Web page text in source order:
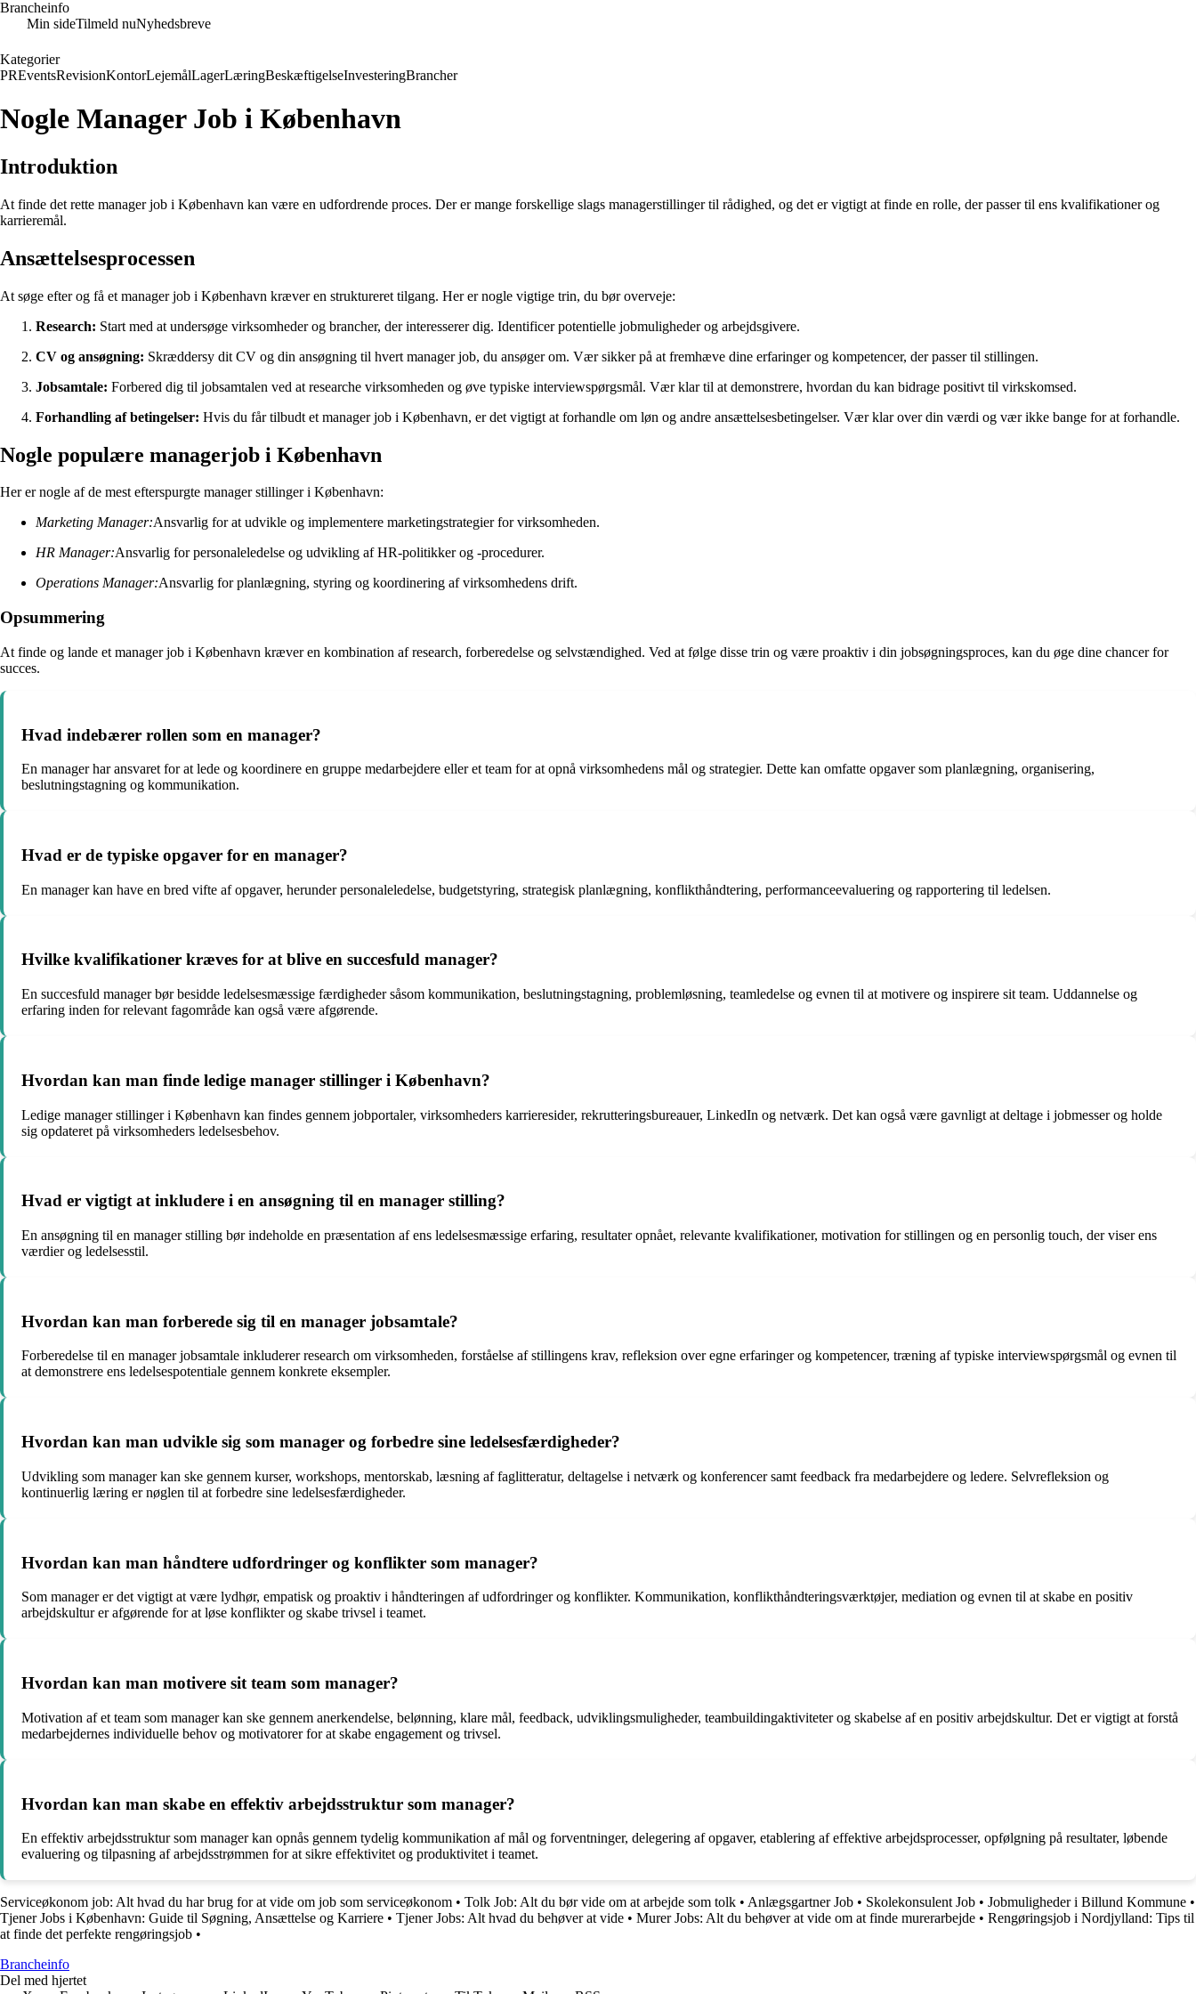
Brancheinfo
Min sideTilmeld nuNyhedsbreve
Kategorier
PREventsRevisionKontorLejemålLagerLæringBeskæftigelseInvesteringBrancher
Nogle Manager Job i København
Introduktion
At finde det rette manager job i København kan være en udfordrende proces. Der er mange forskellige slags managerstillinger til rådighed, og det er vigtigt at finde en rolle, der passer til ens kvalifikationer og
karrieremål.
Ansættelsesprocessen
At søge efter og få et manager job i København kræver en struktureret tilgang. Her er nogle vigtige trin, du bør overveje:
Research: Start med at undersøge virksomheder og brancher, der interesserer dig. Identificer potentielle jobmuligheder og arbejdsgivere.
CV og ansøgning: Skræddersy dit CV og din ansøgning til hvert manager job, du ansøger om. Vær sikker på at fremhæve dine erfaringer og kompetencer, der passer til stillingen.
Jobsamtale: Forbered dig til jobsamtalen ved at researche virksomheden og øve typiske interviewspørgsmål. Vær klar til at demonstrere, hvordan du kan bidrage positivt til virkskomsed.
Forhandling af betingelser: Hvis du får tilbudt et manager job i København, er det vigtigt at forhandle om løn og andre ansættelsesbetingelser. Vær klar over din værdi og vær ikke bange for at forhandle.
Nogle populære managerjob i København
Her er nogle af de mest efterspurgte manager stillinger i København:
Marketing Manager:Ansvarlig for at udvikle og implementere marketingstrategier for virksomheden.
HR Manager:Ansvarlig for personaleledelse og udvikling af HR-politikker og -procedurer.
Operations Manager:Ansvarlig for planlægning, styring og koordinering af virksomhedens drift.
Opsummering
At finde og lande et manager job i København kræver en kombination af research, forberedelse og selvstændighed. Ved at følge disse trin og være proaktiv i din jobsøgningsproces, kan du øge dine chancer for
succes.
Hvad indebærer rollen som en manager?
En manager har ansvaret for at lede og koordinere en gruppe medarbejdere eller et team for at opnå virksomhedens mål og strategier. Dette kan omfatte opgaver som planlægning, organisering,
beslutningstagning og kommunikation.
Hvad er de typiske opgaver for en manager?
En manager kan have en bred vifte af opgaver, herunder personaleledelse, budgetstyring, strategisk planlægning, konflikthåndtering, performanceevaluering og rapportering til ledelsen.
Hvilke kvalifikationer kræves for at blive en succesfuld manager?
En succesfuld manager bør besidde ledelsesmæssige færdigheder såsom kommunikation, beslutningstagning, problemløsning, teamledelse og evnen til at motivere og inspirere sit team. Uddannelse og
erfaring inden for relevant fagområde kan også være afgørende.
Hvordan kan man finde ledige manager stillinger i København?
Ledige manager stillinger i København kan findes gennem jobportaler, virksomheders karrieresider, rekrutteringsbureauer, LinkedIn og netværk. Det kan også være gavnligt at deltage i jobmesser og holde
sig opdateret på virksomheders ledelsesbehov.
Hvad er vigtigt at inkludere i en ansøgning til en manager stilling?
En ansøgning til en manager stilling bør indeholde en præsentation af ens ledelsesmæssige erfaring, resultater opnået, relevante kvalifikationer, motivation for stillingen og en personlig touch, der viser ens
værdier og ledelsesstil.
Hvordan kan man forberede sig til en manager jobsamtale?
Forberedelse til en manager jobsamtale inkluderer research om virksomheden, forståelse af stillingens krav, refleksion over egne erfaringer og kompetencer, træning af typiske interviewspørgsmål og evnen til
at demonstrere ens ledelsespotentiale gennem konkrete eksempler.
Hvordan kan man udvikle sig som manager og forbedre sine ledelsesfærdigheder?
Udvikling som manager kan ske gennem kurser, workshops, mentorskab, læsning af faglitteratur, deltagelse i netværk og konferencer samt feedback fra medarbejdere og ledere. Selvrefleksion og
kontinuerlig læring er nøglen til at forbedre sine ledelsesfærdigheder.
Hvordan kan man håndtere udfordringer og konflikter som manager?
Som manager er det vigtigt at være lydhør, empatisk og proaktiv i håndteringen af udfordringer og konflikter. Kommunikation, konflikthåndteringsværktøjer, mediation og evnen til at skabe en positiv
arbejdskultur er afgørende for at løse konflikter og skabe trivsel i teamet.
Hvordan kan man motivere sit team som manager?
Motivation af et team som manager kan ske gennem anerkendelse, belønning, klare mål, feedback, udviklingsmuligheder, teambuildingaktiviteter og skabelse af en positiv arbejdskultur. Det er vigtigt at forstå
medarbejdernes individuelle behov og motivatorer for at skabe engagement og trivsel.
Hvordan kan man skabe en effektiv arbejdsstruktur som manager?
En effektiv arbejdsstruktur som manager kan opnås gennem tydelig kommunikation af mål og forventninger, delegering af opgaver, etablering af effektive arbejdsprocesser, opfølgning på resultater, løbende
evaluering og tilpasning af arbejdsstrømmen for at sikre effektivitet og produktivitet i teamet.
Serviceøkonom job: Alt hvad du har brug for at vide om job som serviceøkonom • Tolk Job: Alt du bør vide om at arbejde som tolk • Anlægsgartner Job • Skolekonsulent Job • Jobmuligheder i Billund Kommune •
Tjener Jobs i København: Guide til Søgning, Ansættelse og Karriere • Tjener Jobs: Alt hvad du behøver at vide • Murer Jobs: Alt du behøver at vide om at finde murerarbejde • Rengøringsjob i Nordjylland: Tips til
at finde det perfekte rengøringsjob •
Brancheinfo
Del med hjertet